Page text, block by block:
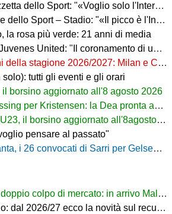
dello Sport: "«Voglio solo l'Inter»"
Sport – Stadio: "«Il picco è l'Inter»"
la rosa più verde: 21 anni di media
di un progetto, nove ragazzi del 2007 in prima squadra"
2026/2027: Milan e Chievo nel B, le bergamasche...
solo): tutti gli eventi e gli orari
il borsino aggiornato all'8 agosto 2026
Kristensen: la Dea pronta ad alzare l'offerta all'Udinese
aggiornato all'8agosto 2026. Cantiere aperto per Beati
pensare al passato"
i 26 convocati di Sarri per Gelsenkirchen
colpo di mercato: in arrivo Maldini e Kevin Carlos
2026/27 ecco la novità sul recupero